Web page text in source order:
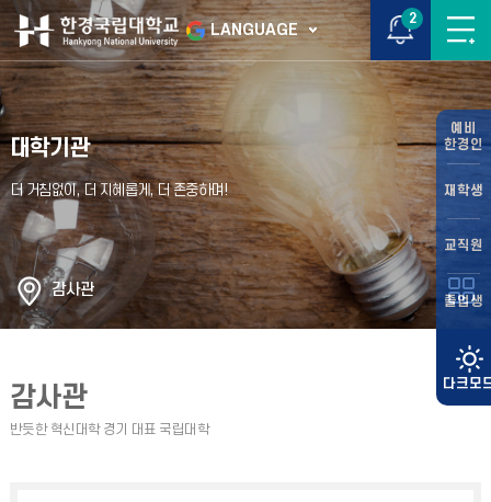
LANGUAGE
2
예비
한경인
재학생
교직원
졸업생
대학기관
감사관
감사관